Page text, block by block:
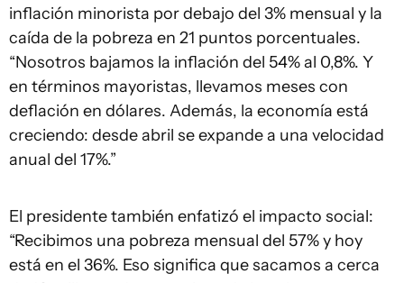
inflación minorista por debajo del 3% mensual y la
caída de la pobreza en 21 puntos porcentuales.
“Nosotros bajamos la inflación del 54% al 0,8%. Y
en términos mayoristas, llevamos meses con
deflación en dólares. Además, la economía está
creciendo: desde abril se expande a una velocidad
anual del 17%.”
El presidente también enfatizó el impacto social:
“Recibimos una pobreza mensual del 57% y hoy
está en el 36%. Eso significa que sacamos a cerca